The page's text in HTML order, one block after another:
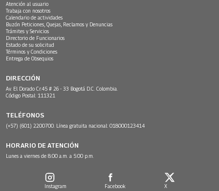
Atención al usuario
Trabaja con nosotros
Calendario de actividades
Buzón Peticiones, Quejas, Reclamos y Denuncias
Trámites y Servicios
Directorio de Funcionarios
Estado de su solicitud
Términos y Condiciones
Entrega de Obsequios
DIRECCIÓN
Av. El Dorado Cr.45 # 26 - 33 Bogotá D.C. Colombia.
Código Postal: 111321
TELÉFONOS
(+57) (601) 2200700. Línea gratuita nacional: 018000123414
HORARIO DE ATENCIÓN
Lunes a viernes de 8:00 a.m. a 5:00 p.m.
Instagram Facebook X